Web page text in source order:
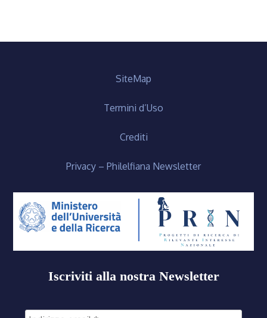
SiteMap
Termini d’Uso
Crediti
Privacy – Philelfiana Newsletter
Iscriviti alla nostra Newsletter